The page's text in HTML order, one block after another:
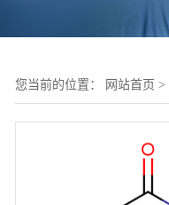
您当前的位置： 网站首页 >